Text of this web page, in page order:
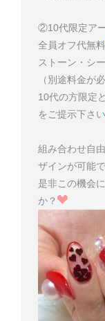
②10代限定ア
全員オフ代無料
ストーン・シ
（別途料金が
10代の方限定
をご提示下さい
組み合わせ自
ザインが可能
是非この機会
か？